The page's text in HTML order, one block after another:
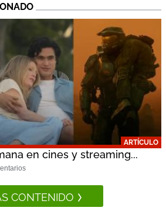
ARTÍCULO
en cines y streaming...
CONTENIDO